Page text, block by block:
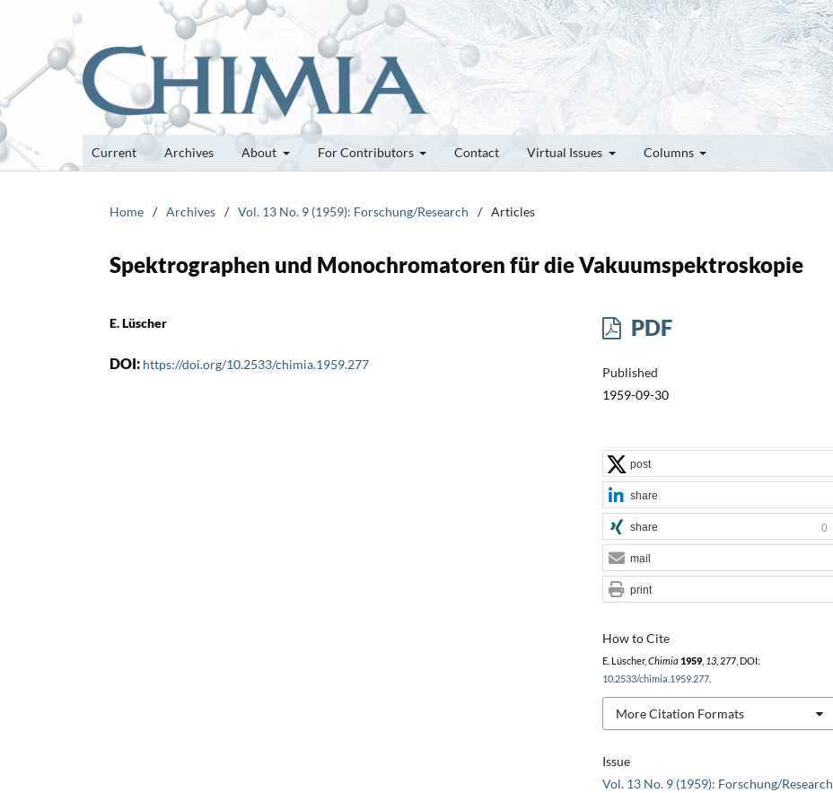
Current Archives About For Contributors Contact Virtual Issues Columns
Home / Archives / Vol. 13 No. 9 (1959): Forschung/Research / Articles
Spektrographen und Monochromatoren für die Vakuumspektroskopie
E. Lüscher
DOI: https://doi.org/10.2533/chimia.1959.277
PDF
Published
1959-09-30
Issue
Vol. 13 No. 9 (1959): Forschung/Research
How to Cite
E. Lüscher, Chimia 1959, 13, 277, DOI:
10.2533/chimia.1959.277.
More Citation Formats
post
share
share 0
mail
print